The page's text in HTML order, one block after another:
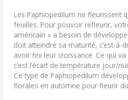
Les Paphiopedilum ne fleurissent
feuilles. Pour pouvoir refleurir,
américain » a besoin de
doit atteindre sa maturité, c’est-à-
avoir fini leur croissance. Ce qui
c’est l’écart de température jour/
Ce type de Paphiopedilum
florales en automne pour fleurir